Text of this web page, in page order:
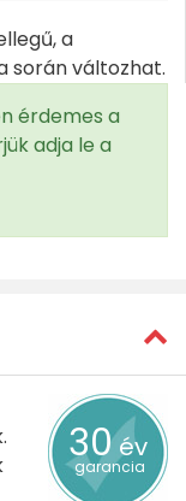
a
során változhat.
érdemes a
adja le a
30év
garancia